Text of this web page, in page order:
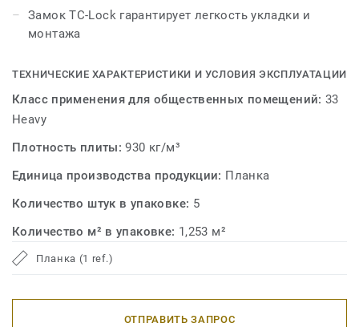
Замок TC-Lock гарантирует легкость укладки и
монтажа
ТЕХНИЧЕСКИЕ ХАРАКТЕРИСТИКИ И УСЛОВИЯ ЭКСПЛУАТАЦИИ
Класс применения для общественных помещений:33
Heavy
Плотность плиты:930 кг/м³
Единица производства продукции: Планка
Количество штук в упаковке: 5
Количество м² в упаковке: 1,253 м²
Планка (1 ref.)
ОТПРАВИТЬ ЗАПРОС